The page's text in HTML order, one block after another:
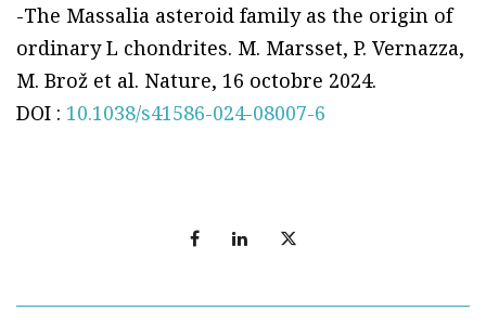
-The Massalia asteroid family as the origin of
ordinary L chondrites. M. Marsset, P. Vernazza,
M. Brož et al. Nature, 16 octobre 2024.
DOI : 10.1038/s41586-024-08007-6